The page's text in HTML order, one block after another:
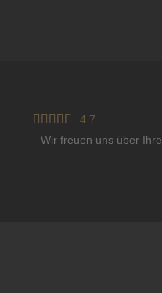
    
4.7
Wir freuen uns über Ihre